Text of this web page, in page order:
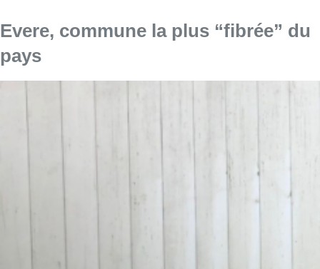
Evere, commune la plus “fibrée” du
pays